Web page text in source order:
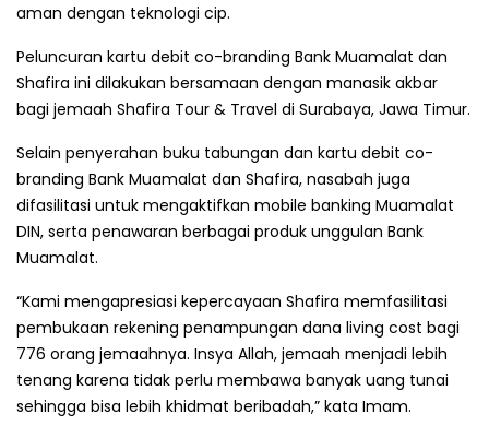
aman dengan teknologi cip.
Peluncuran kartu debit co-branding Bank Muamalat dan
Shafira ini dilakukan bersamaan dengan manasik akbar
bagi jemaah Shafira Tour & Travel di Surabaya, Jawa Timur.
Selain penyerahan buku tabungan dan kartu debit co-
branding Bank Muamalat dan Shafira, nasabah juga
difasilitasi untuk mengaktifkan mobile banking Muamalat
DIN, serta penawaran berbagai produk unggulan Bank
Muamalat.
“Kami mengapresiasi kepercayaan Shafira memfasilitasi
pembukaan rekening penampungan dana living cost bagi
776 orang jemaahnya. Insya Allah, jemaah menjadi lebih
tenang karena tidak perlu membawa banyak uang tunai
sehingga bisa lebih khidmat beribadah,” kata Imam.